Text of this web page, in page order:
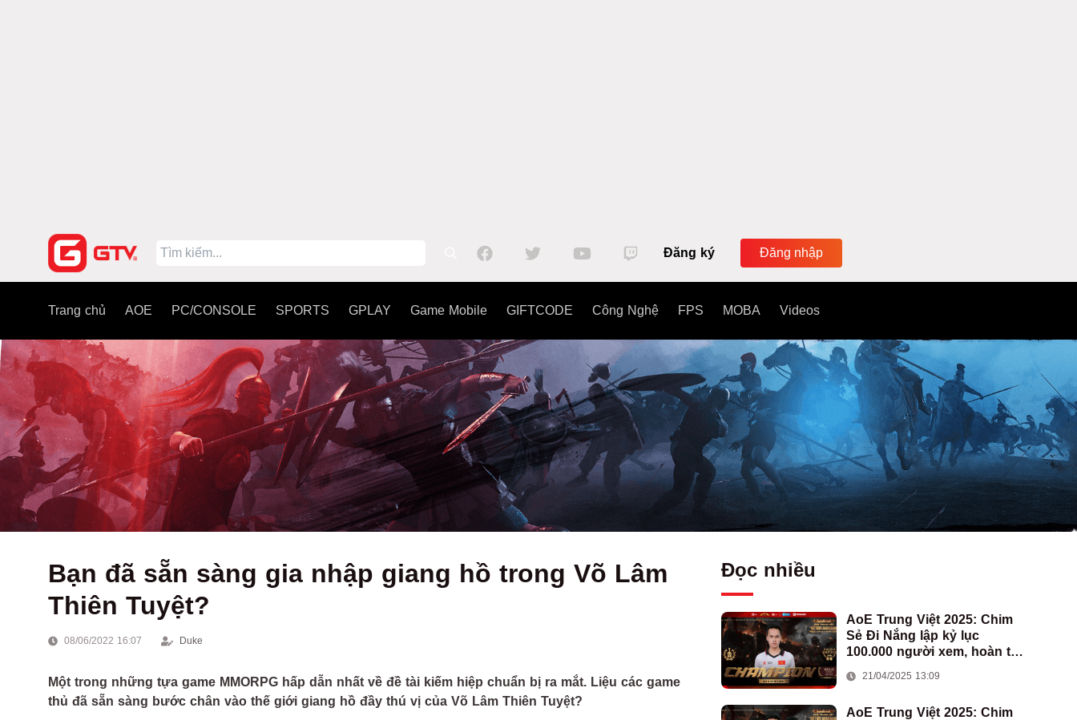
Đăng ký Đăng nhập
Trang chủ AOE PC/CONSOLE SPORTS GPLAY Game Mobile GIFTCODE Công Nghệ FPS MOBA Videos
Bạn đã sẵn sàng gia nhập giang hồ trong Võ Lâm
Thiên Tuyệt?
08/06/2022 16:07 Duke
Một trong những tựa game MMORPG hấp dẫn nhất về đề tài kiếm hiệp chuẩn bị ra mắt. Liệu các game
thủ đã sẵn sàng bước chân vào thế giới giang hồ đầy thú vị của Võ Lâm Thiên Tuyệt?
Đọc nhiều
AoE Trung Việt 2025: Chim
Sẻ Đi Nắng lập kỷ lục
100.000 người xem, hoàn tất
Việt Nam
21/04/2025 13:09
AoE Trung Việt 2025: Chim